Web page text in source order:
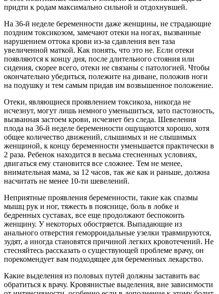
придти к родам максимально сильной и отдохнувшей.
На 36-й неделе беременности даже женщины, не страдающие
поздним токсикозом, замечают отеки на ногах, вызванные
нарушением оттока крови из-за сдавления вен таза
увеличенной маткой. Как понять, что это не. Если отеки
появляются к концу дня, после длительного стояния или
сидения, скорее всего, отеки не связаны с патологией. Чтобы
окончательно убедиться, полежите на диване, положив ноги
на подушку и тем самым придав им возвышенное положение.
Отеки, являющиеся проявлением токсикоза, никогда не
исчезнут, могут лишь немного уменьшиться, зато пастозность,
вызванная застоем крови, исчезнет без следа. Шевеления
плода на 36-й неделе беременности ощущаются хорошо, хотя
общее количество движений, слышимых и не слышимых
женщиной, к концу беременности уменьшается практически в
2 раза. Ребенок находится в весьма стесненных условиях,
двигаться ему становится все сложнее. Тем не менее,
внимательная мама, за 12 часов, так же как и раньше, должна
насчитать не менее 10-ти шевелений.
Неприятные проявления беременности, такие как спазмы
мышц рук и ног, тяжесть в пояснице, боль в лобке и
бедренных суставах, все еще продолжают беспокоить
женщину. У некоторых обостряется. Выпадающие из
анального отверстия геморроидальные узелки травмируются,
зудят, а иногда становятся причиной легких кровотечений. Не
стесняйтесь рассказать о существующей проблеме врачу, он
порекомендует вам подходящее для беременных лекарство.
Какие выделения из половых путей должны заставить вас
обратиться к врачу. Кровянистые выделения, вне зависимости